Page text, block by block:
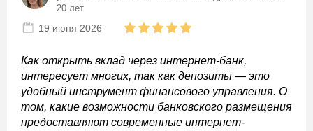
20 лет
19 июня 2026
Как открыть вклад через интернет-банк,
интересует многих, так как депозиты — это
удобный инструмент финансового управления. О
том, какие возможности банковского размещения
предоставляют современные интернет-